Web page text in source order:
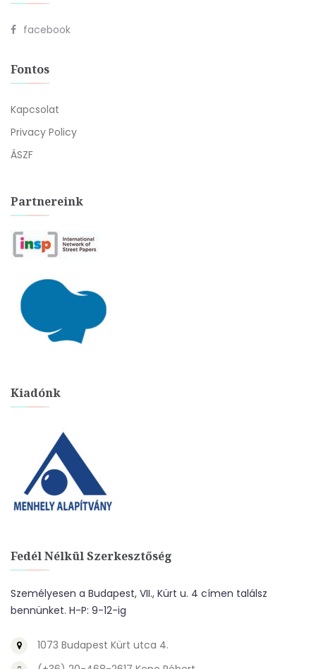
facebook
Fontos
Kapcsolat
Privacy Policy
ÁSZF
Partnereink
Kiadónk
Fedél Nélkül Szerkesztőség
Személyesen a Budapest, VII., Kürt u. 4 címen találsz
bennünket. H-P: 9-12-ig
1073 Budapest Kürt utca 4.